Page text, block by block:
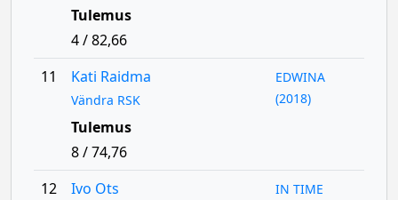
Tulemus
4 / 82,66
11
Kati Raidma
Vändra RSK
EDWINA
(2018)
Tulemus
8 / 74,76
12
Ivo Ots
IN TIME